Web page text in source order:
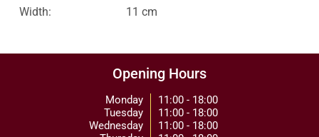
Width: 11 cm
Opening Hours
Monday
Tuesday
Wednesday
11:00 - 18:00
11:00 - 18:00
11:00 - 18:00